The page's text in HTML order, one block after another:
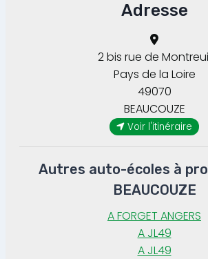
Adresse
2 bis rue de
BEAUCOUZE
Pays de la Loire
49070
Voir l'itinéraire
Autres auto-écoles à
BEAUCOUZE
A FORGET ANGERS
A JL49
A JL49